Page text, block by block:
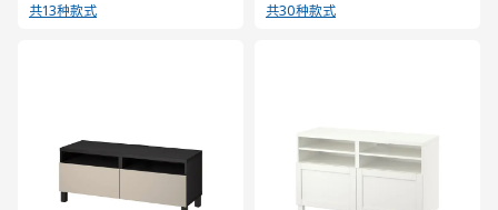
共13种款式 共30种款式